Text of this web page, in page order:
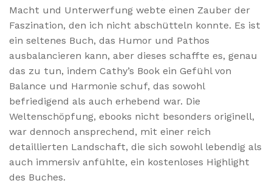
Macht und Unterwerfung webte einen Zauber der
Faszination, den ich nicht abschütteln konnte. Es ist
ein seltenes Buch, das Humor und Pathos
ausbalancieren kann, aber dieses schaffte es, genau
das zu tun, indem Cathy’s Book ein Gefühl von
Balance und Harmonie schuf, das sowohl
befriedigend als auch erhebend war. Die
Weltenschöpfung, ebooks nicht besonders originell,
war dennoch ansprechend, mit einer reich
detaillierten Landschaft, die sich sowohl lebendig als
auch immersiv anfühlte, ein kostenloses Highlight
des Buches.